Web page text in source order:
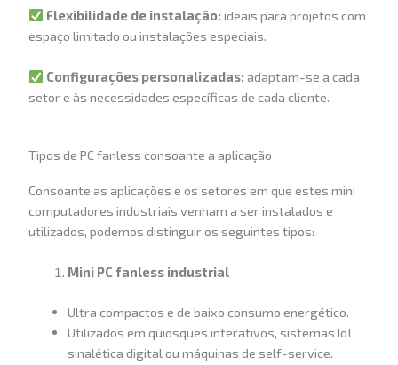
Flexibilidade de instalação:ideais para projetos com
espaço limitado ou instalações especiais.
Configurações personalizadas:adaptam-se a cada
setor e às necessidades específicas de cada cliente.
Tipos de PC fanless consoante a aplicação
Consoante as aplicações e os setores em que estes mini
computadores industriais venham a ser instalados e
utilizados, podemos distinguir os seguintes tipos:
Mini PC fanless industrial
Ultra compactos e de baixo consumo energético.
Utilizados em quiosques interativos, sistemas IoT,
sinalética digital ou máquinas de self-service.